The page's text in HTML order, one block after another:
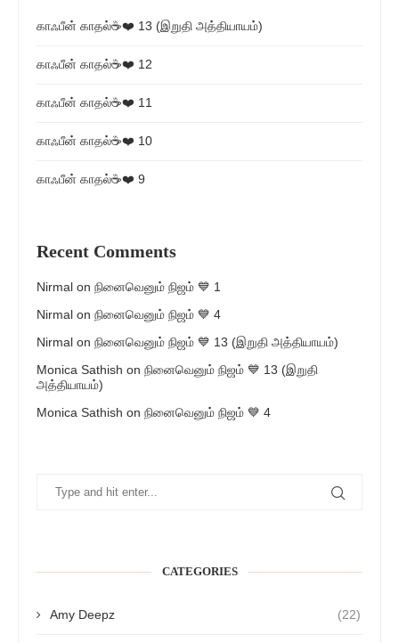
காஃபீன் காதல்☕❤️ 13 (இறுதி அத்தியாயம்)
காஃபீன் காதல்☕❤️ 12
காஃபீன் காதல்☕❤️ 11
காஃபீன் காதல்☕❤️ 10
காஃபீன் காதல்☕❤️ 9
Recent Comments
Nirmal on நினைவெனும் நிஜம் 💙 1
Nirmal on நினைவெனும் நிஜம் 💙 4
Nirmal on நினைவெனும் நிஜம் 💙 13 (இறுதி அத்தியாயம்)
Monica Sathish on நினைவெனும் நிஜம் 💙 13 (இறுதி
அத்தியாயம்)
Monica Sathish on நினைவெனும் நிஜம் 💙 4
CATEGORIES
Amy Deepz (22)